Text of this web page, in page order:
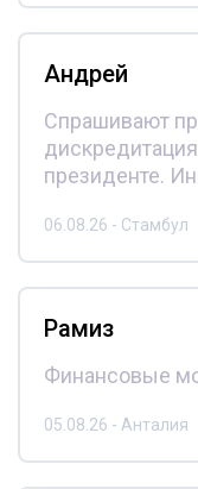
Андрей
Спрашивают
президенте.
06.08.26 - Стамбул
Рамиз
Финансовые
05.08.26 - Анталия